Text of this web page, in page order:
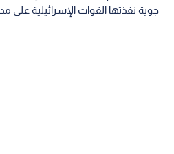
جوية نفذتها القوات الإسرائيلية على